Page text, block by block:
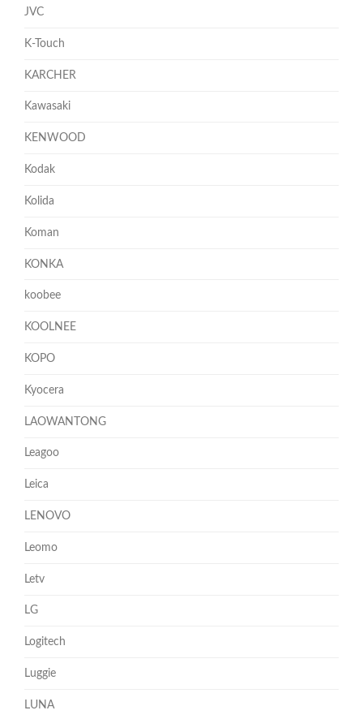
JVC
K-Touch
KARCHER
Kawasaki
KENWOOD
Kodak
Kolida
Koman
KONKA
koobee
KOOLNEE
KOPO
Kyocera
LAOWANTONG
Leagoo
Leica
LENOVO
Leomo
Letv
LG
Logitech
Luggie
LUNA